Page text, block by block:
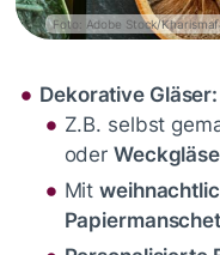
Foto: Adobe Stock/
Dekorative Gläser:
Z.B. selbst
oder
Mit